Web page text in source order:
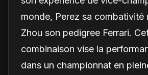
monde, Perez sa combativité
Zhou son pedigree Ferrari.
combinaison vise la
dans un championnat en